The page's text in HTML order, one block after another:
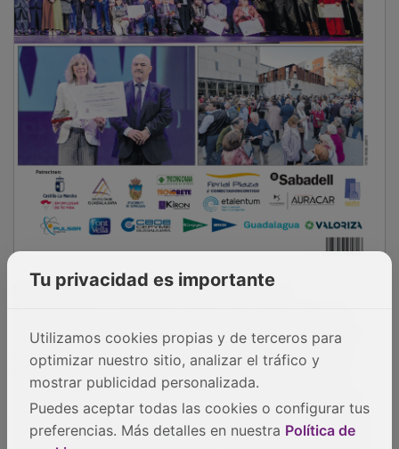
El concejal ha adelantado también que el
demanda, y ha anunciado que Guadalajara ha sido
invitada a presentarse a concursos nacionales de
cementerios debido al excelente estado del recinto.
"Podemos sentirnos orgullosos: hemos convertido el
cementerio de Guadalajara en uno de los mejores de
Tu privacidad es importante
Utilizamos cookies propias y de terceros para
optimizar nuestro sitio, analizar el tráfico y
mostrar publicidad personalizada.
Puedes aceptar todas las cookies o configurar tus
preferencias. Más detalles en nuestra Política de